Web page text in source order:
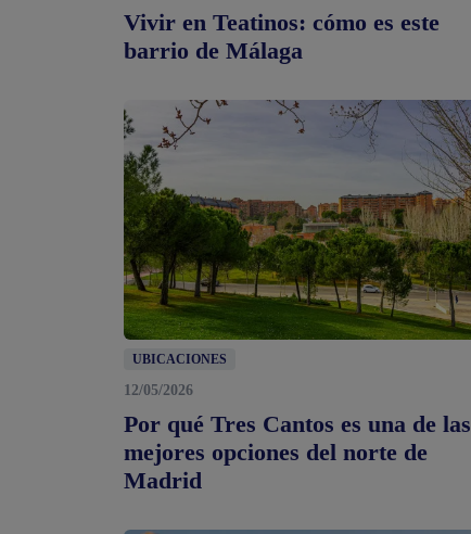
Vivir en Teatinos: cómo es este
barrio de Málaga
UBICACIONES
12/05/2026
Por qué Tres Cantos es una de las
mejores opciones del norte de
Madrid